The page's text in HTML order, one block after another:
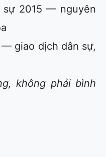
sự 2015 — nguyên
— giao dịch dân sự,
không phải bình